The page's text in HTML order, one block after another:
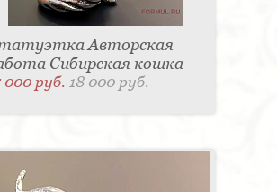
Авторская
Сибирская кошка
000 руб.18 000 руб.